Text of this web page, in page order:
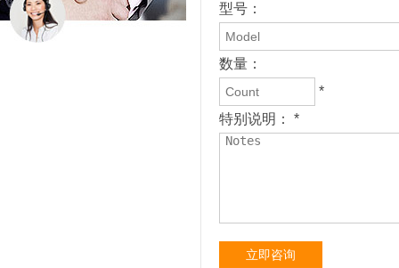
型号：
数量：
*
特别说明： *
立即咨询